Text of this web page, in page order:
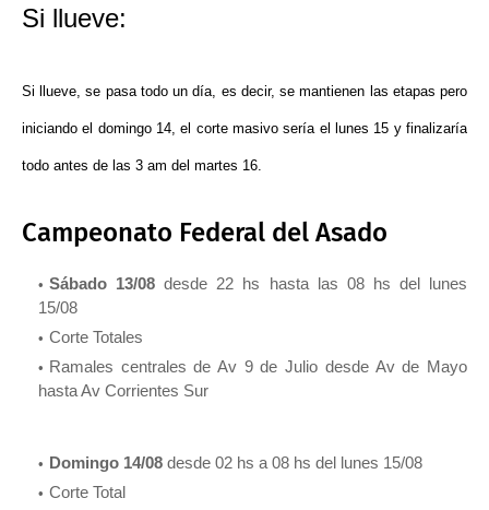
Si llueve:
Si llueve, se pasa todo un día, es decir, se mantienen las etapas pero
iniciando el domingo 14, el corte masivo sería el lunes 15 y finalizaría
todo antes de las 3 am del martes 16.
Campeonato Federal del Asado
Sábado 13/08 desde 22 hs hasta las 08 hs del lunes
15/08
Corte Totales
Ramales centrales de Av 9 de Julio desde Av de Mayo
hasta Av Corrientes Sur
Domingo 14/08 desde 02 hs a 08 hs del lunes 15/08
Corte Total